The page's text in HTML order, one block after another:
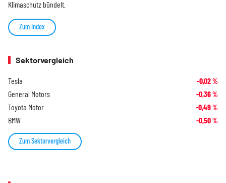
Klimaschutz bündelt.
Zum Index
Sektorvergleich
Tesla -0,02%
General Motors -0,36%
Toyota Motor -0,49%
BMW -0,50%
Zum Sektorvergleich